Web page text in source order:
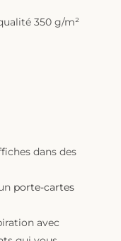
350 g/m²
dans des
porte-cartes
avec